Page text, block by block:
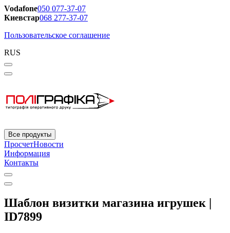
Vodafone050 077-37-07
Киевстар068 277-37-07
Пользовательское соглашение
RUS
Все продукты
ПросчетНовости
Информация
Контакты
Шаблон визитки магазина игрушек |
ID7899